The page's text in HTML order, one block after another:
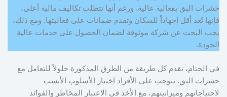
حشرات البق بفعالية عالية. ورغم أنها تتطلب تكاليف مالية أعلى،
فإنها تُعد أقل إجهاداً للسكان وتقدم ضمانات على فعاليتها. ومع ذلك،
يجب البحث عن شركة موثوقة لضمان الحصول على خدمات عالية
الجودة.
في الختام، تقدم كل طريقة من الطرق المذكورة حلولاً للتعامل مع
حشرات البق. يتوجب على الأفراد اختيار الأسلوب الأنسب
لاحتياجاتهم وميزانيتهم، مع الأخذ في الاعتبار المخاطر والفوائد